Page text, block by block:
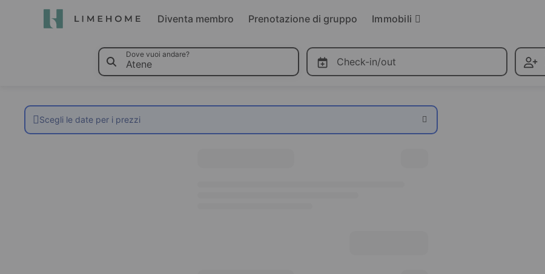
Diventa membro Prenotazione di gruppo Immobili
Dove vuoi andare?
Check-in/out
Scegli le date per i prezzi